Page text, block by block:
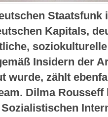
Kapitals,
Insidern der
wurde, zählt
Dilma